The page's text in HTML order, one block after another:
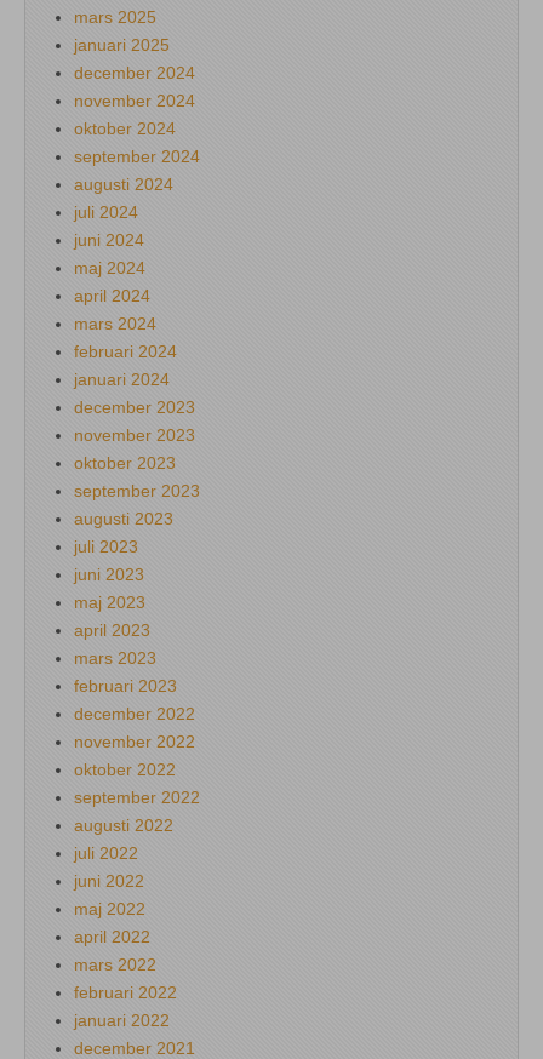
mars 2025
januari 2025
december 2024
november 2024
oktober 2024
september 2024
augusti 2024
juli 2024
juni 2024
maj 2024
april 2024
mars 2024
februari 2024
januari 2024
december 2023
november 2023
oktober 2023
september 2023
augusti 2023
juli 2023
juni 2023
maj 2023
april 2023
mars 2023
februari 2023
december 2022
november 2022
oktober 2022
september 2022
augusti 2022
juli 2022
juni 2022
maj 2022
april 2022
mars 2022
februari 2022
januari 2022
december 2021